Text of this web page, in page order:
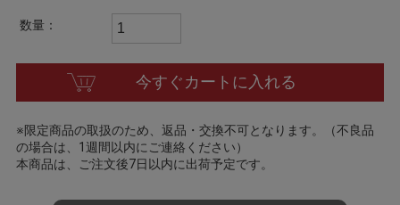
数量：
今すぐカートに入れる
※限定商品の取扱のため、返品・交換不可となります。（不良品
の場合は、1週間以内にご連絡ください）
本商品は、ご注文後7日以内に出荷予定です。